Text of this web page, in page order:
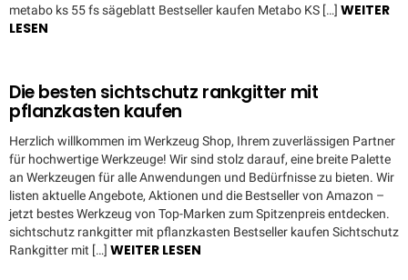
metabo ks 55 fs sägeblatt Bestseller kaufen Metabo KS […] WEITER
LESEN
Die besten sichtschutz rankgitter mit
pflanzkasten kaufen
Herzlich willkommen im Werkzeug Shop, Ihrem zuverlässigen Partner
für hochwertige Werkzeuge! Wir sind stolz darauf, eine breite Palette
an Werkzeugen für alle Anwendungen und Bedürfnisse zu bieten. Wir
listen aktuelle Angebote, Aktionen und die Bestseller von Amazon –
jetzt bestes Werkzeug von Top-Marken zum Spitzenpreis entdecken.
sichtschutz rankgitter mit pflanzkasten Bestseller kaufen Sichtschutz
Rankgitter mit […] WEITER LESEN